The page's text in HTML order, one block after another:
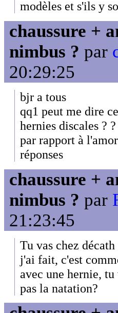
modèles et s'ils y
chaussure +
nimbus ? par
20:29:25
bjr a tous
qq1 peut me dire
hernies discales ?
par rapport à
réponses
chaussure +
nimbus ? par
21:23:45
Tu vas chez
j'ai fait, c'est
avec une hernie, tu
pas la natation?